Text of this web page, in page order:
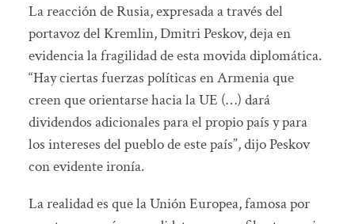
La reacción de Rusia, expresada a través del
portavoz del Kremlin, Dmitri Peskov, deja en
evidencia la fragilidad de esta movida diplomática.
“Hay ciertas fuerzas políticas en Armenia que
creen que orientarse hacia la UE (…) dará
dividendos adicionales para el propio país y para
los intereses del pueblo de este país”, dijo Peskov
con evidente ironía.
La realidad es que la Unión Europea, famosa por